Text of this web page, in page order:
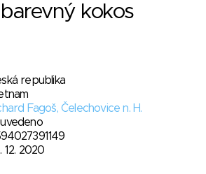
kokos
republika
Fagoš, Čelechovice n. H.
12. 2020